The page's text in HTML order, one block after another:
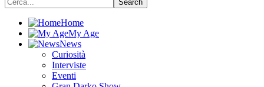
Home
My Age
News
Curiosità
Interviste
Eventi